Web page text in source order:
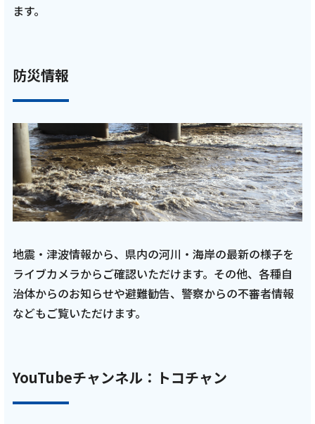
亮と優の静岡をゆる～く走りませんか？：
2025年 静岡県 焼津市 港町焼津の新旧スポッ
トを巡るRUN！【後編 8月31日／前編 8月17
日 9:00~】 田村亮と、中村優がゆる～く走り
ます！
記事を読む
2025年7月3日
2025年 岐阜市観光RUN！【後編 8月3日
9:00~／中編 7月20日 8:00~／前編 7月6日
8:00~】 田村亮と、中村優がゆる～く走りま
ます。
防災情報
地震・津波情報から、県内の河川・海岸の最新の様子を
ライブカメラからご確認いただけます。その他、各種自
治体からのお知らせや避難勧告、警察からの不審者情報
などもご覧いただけます。
YouTubeチャンネル：トコチャン